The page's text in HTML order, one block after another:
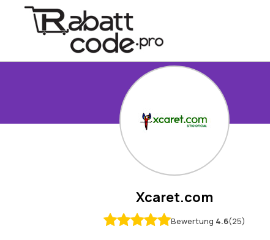
Xcaret.com
Bewertung 4.6(25)